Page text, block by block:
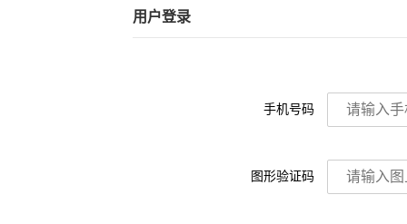
用户登录
手机号码
图形验证码